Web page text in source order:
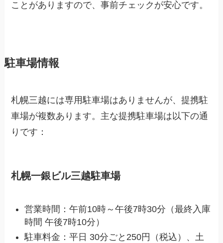
ことがありますので、事前チェックが安心です。
駐車場情報
札幌三越には専用駐車場はありませんが、提携駐
車場が複数あります。主な提携駐車場は以下の通
りです：
札幌一銀ビル三越駐車場
営業時間：午前10時～午後7時30分（最終入庫
時間 午後7時10分）
駐車料金：平日 30分ごと250円（税込）、土